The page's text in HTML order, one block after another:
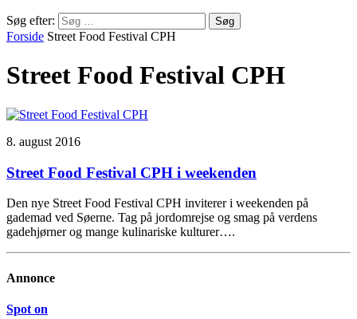
Søg efter:
Forside Street Food Festival CPH
Street Food Festival CPH
8. august 2016
Street Food Festival CPH i weekenden
Den nye Street Food Festival CPH inviterer i weekenden på
gademad ved Søerne. Tag på jordomrejse og smag på verdens
gadehjørner og mange kulinariske kulturer….
Annonce
Spot on